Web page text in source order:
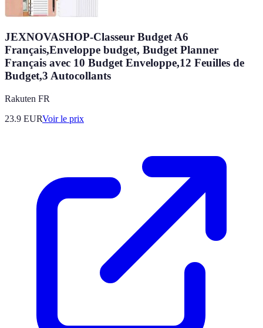
JEXNOVASHOP-Classeur Budget A6
Français,Enveloppe budget, Budget Planner
Français avec 10 Budget Enveloppe,12 Feuilles de
Budget,3 Autocollants
Rakuten FR
23.9 EURVoir le prix